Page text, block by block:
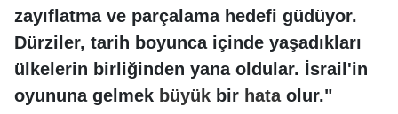
zayıflatma ve parçalama hedefi güdüyor.
Dürziler, tarih boyunca içinde yaşadıkları
ülkelerin birliğinden yana oldular. İsrail'in
oyununa gelmek büyük bir hataolur."